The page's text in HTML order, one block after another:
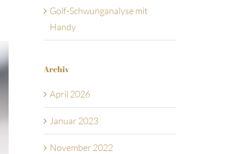
Golf-Schwunganalyse mit
Handy
Archiv
April 2026
Januar 2023
November 2022